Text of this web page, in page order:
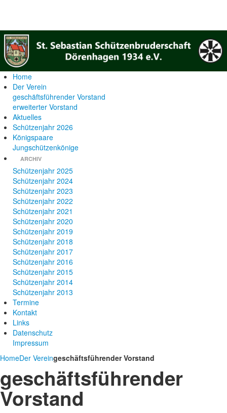
Home
Der Verein
geschäftsführender Vorstand
erweiterter Vorstand
Aktuelles
Schützenjahr 2026
Königspaare
Jungschützenkönige
ARCHIV
Schützenjahr 2025
Schützenjahr 2024
Schützenjahr 2023
Schützenjahr 2022
Schützenjahr 2021
Schützenjahr 2020
Schützenjahr 2019
Schützenjahr 2018
Schützenjahr 2017
Schützenjahr 2016
Schützenjahr 2015
Schützenjahr 2014
Schützenjahr 2013
Termine
Kontakt
Links
Datenschutz
Impressum
HomeDer Vereingeschäftsführender Vorstand
geschäftsführender
Vorstand